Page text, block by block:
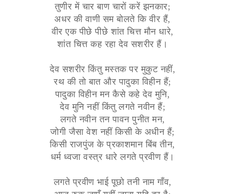
तुणीर में चार बाण चारों करें झनकार;
अधर की वाणी सम बोलते कि वीर हैं,
वीर एक पीछे पीछे शांत चित्त मौन धारे,
शांत चित्त कह रहा देव सशरीर हैं।
देव सशरीर किंतु मस्तक पर मुकुट नहीं,
रथ की तो बात और पादुका विहीन हैं;
पादुका विहीन मन कैसे कहे देव मुनि,
देव मुनि नहीं किंतु लगते नवीन हैं;
लगते नवीन तन पावन पुनीत मन,
जोगी जैसा वेश नहीं किसी के अधीन हैं;
किसी राजपुंज के प्रकाशमान बिंब तीन,
धर्म ध्वजा वस्त्र धारे लगते प्रवीण हैं।
लगते प्रवीण भाई पूछो तनी नाम गाँव,